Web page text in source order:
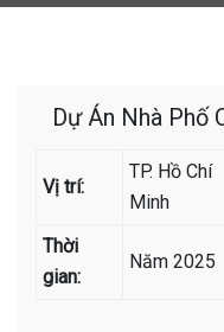
Dự Án Nhà Phố
Vị trí:
TP. Hồ Chí
Minh
Thời
gian:
Năm 2025